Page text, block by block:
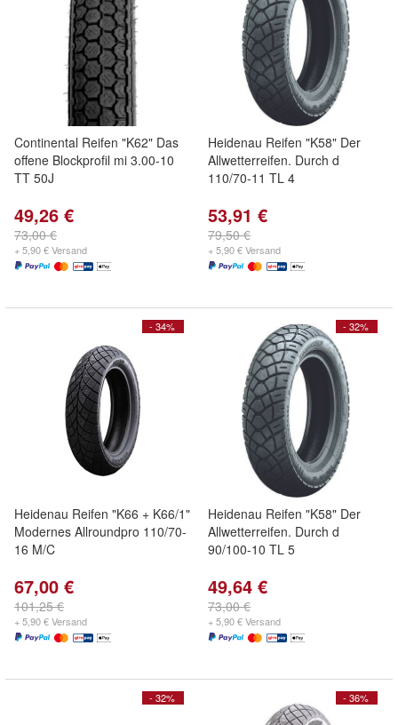
Continental Reifen "K62" Das
offene Blockprofil mi 3.00-10
TT 50J
49,26 €
73,00 €
+ 5,90 € Versand
Heidenau Reifen "K58" Der
Allwetterreifen. Durch d
110/70-11 TL 4
53,91 €
79,50 €
+ 5,90 € Versand
- 34%
Heidenau Reifen "K66 + K66/1"
Modernes Allroundpro 110/70-
16 M/C
67,00 €
101,25 €
+ 5,90 € Versand
- 32%
Heidenau Reifen "K58" Der
Allwetterreifen. Durch d
90/100-10 TL 5
49,64 €
73,00 €
+ 5,90 € Versand
- 32% - 36%